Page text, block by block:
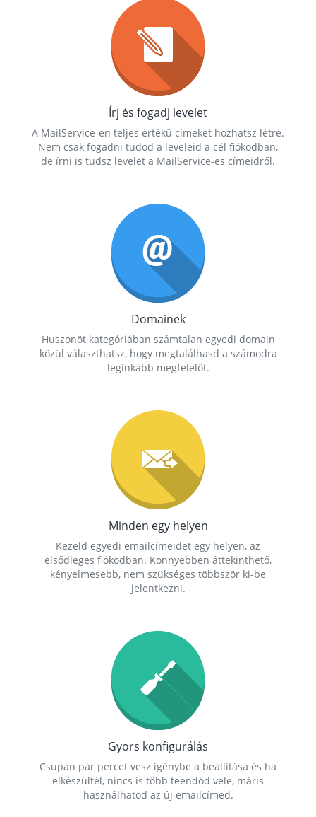
Írj és fogadj levelet
A MailService-en teljes értékű címeket hozhatsz létre.
Nem csak fogadni tudod a leveleid a cél fiókodban,
de írni is tudsz levelet a MailService-es címeidről.
Domainek
Huszonöt kategóriában számtalan egyedi domain
közül választhatsz, hogy megtalálhasd a számodra
leginkább megfelelőt.
Minden egy helyen
Kezeld egyedi emailcímeidet egy helyen, az
elsődleges fiókodban. Könnyebben áttekinthető,
kényelmesebb, nem szükséges többször ki-be
jelentkezni.
Gyors konfigurálás
Csupán pár percet vesz igénybe a beállítása és ha
elkészültél, nincs is több teendőd vele, máris
használhatod az új emailcímed.